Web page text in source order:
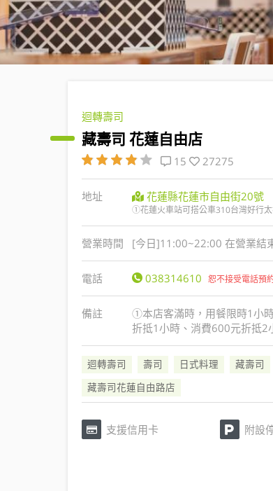
迴轉壽司
藏壽司 花蓮自由店
15 27275
地址 花蓮縣花蓮市自由街20號
①花蓮火車站可搭公車310台灣好行
營業時間 [今日]11:00~22:00 在營業結
電話 038314610 恕不接受電話預
備註
①本店客滿時，用餐限時1小
折抵1小時、消費600元折抵2
迴轉壽司 壽司 日式料理 藏壽司
藏壽司花蓮自由路店
支援信用卡 附設